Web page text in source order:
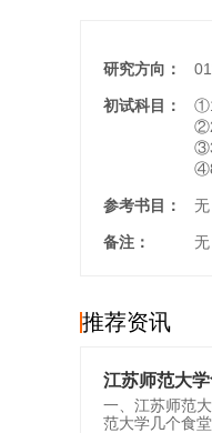
研究方向：
初试科目：
参考书目： 无
备注： 无
推荐资讯
江苏师范大
一、江苏师范
范大学几个食